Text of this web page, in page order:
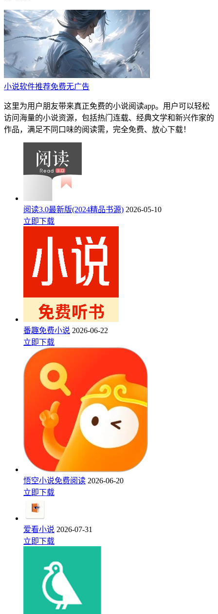
小说软件推荐免费无广告
这里为用户朋友带来真正免费的小说阅读app。用户可以轻松
访问海量的小说资源，包括热门连载、经典文学和新兴作家的
作品，满足不同口味的阅读需，完全免费、放心下载！
阅读3.0最新版(2024精品书源) 2026-05-10
立即下载
番趣免费小说 2026-06-22
立即下载
悟空小说免费阅读 2026-06-20
立即下载
爱看小说 2026-07-31
立即下载